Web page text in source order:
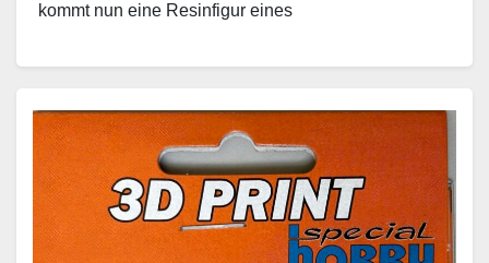
kommt nun eine Resinfigur eines
Weiterlesen